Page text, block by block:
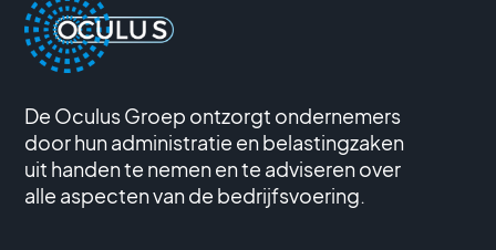
De Oculus Groep ontzorgt ondernemers
door hun administratie en belastingzaken
uit handen te nemen en te adviseren over
alle aspecten van de bedrijfsvoering.